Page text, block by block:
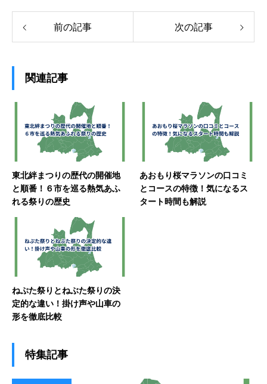
前の記事 次の記事
関連記事
東北絆まつりの歴代の開催地
と順番！６市を巡る熱気あふ
れる祭りの歴史
あおもり桜マラソンの口コミ
とコースの特徴！気になるス
タート時間も解説
ねぷた祭りとねぶた祭りの決
定的な違い！掛け声や山車の
形を徹底比較
特集記事